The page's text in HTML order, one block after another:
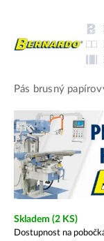
Pás brusný
Skladem (2 KS)
Dostupnost na